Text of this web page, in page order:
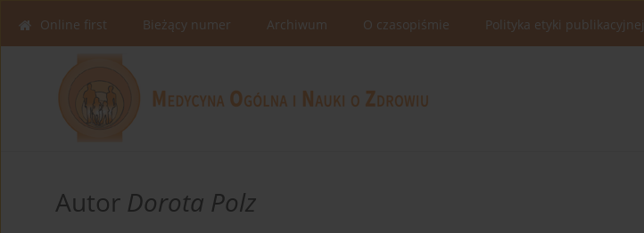
Online first Bieżący numer Archiwum O czasopiśmie Polityka etyki publikacyjnej
Autor Dorota Polz